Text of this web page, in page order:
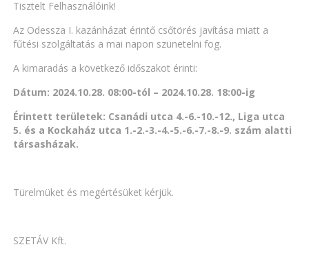
Tisztelt Felhasználóink!
Az Odessza I. kazánházat érintő csőtörés javítása miatt a
fűtési szolgáltatás a mai napon szünetelni fog.
A kimaradás a következő időszakot érinti:
Dátum: 2024.10.28. 08:00-tól – 2024.10.28. 18:00-ig
Érintett területek: Csanádi utca 4.-6.-10.-12., Liga utca
5. és a Kockaház utca 1.-2.-3.-4.-5.-6.-7.-8.-9. szám alatti
társasházak.
Türelmüket és megértésüket kérjük.
SZETÁV Kft.